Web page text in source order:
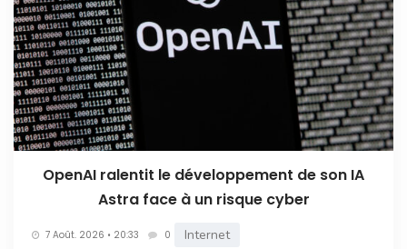
OpenAI ralentit le développement de son IA
Astra face à un risque cyber
7 Août. 2026 • 20:33 0 Internet